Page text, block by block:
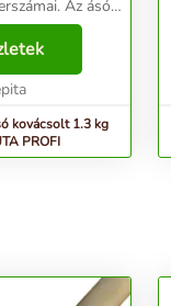
Az ásó
keverésére
főleg
szerepe,
kovácsolt 1.3 kg
PROFI